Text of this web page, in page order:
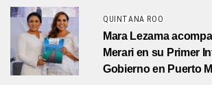
QUINTANA ROO
Mara Lezama
Merari en su Primer
Gobierno en Puerto